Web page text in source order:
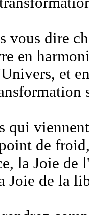
vous dire
en
et
qui
de
la Joie de
Joie de la